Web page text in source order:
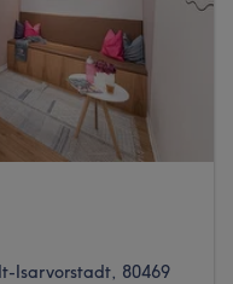
Isarvorstadt, 80469